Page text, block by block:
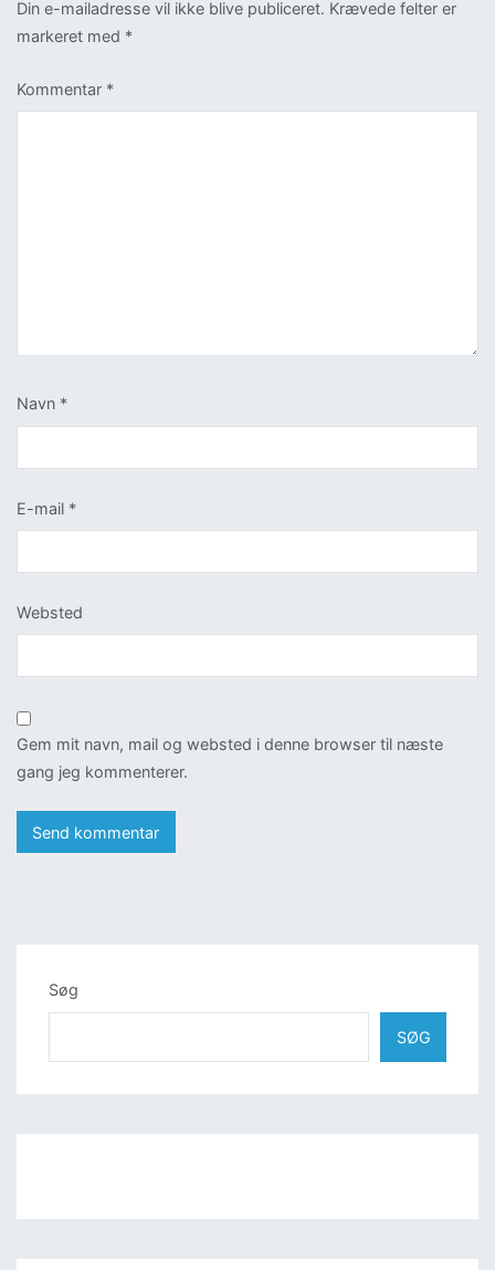
Din e-mailadresse vil ikke blive publiceret. Krævede felter er
markeret med *
Kommentar *
Navn *
E-mail *
Websted
Gem mit navn, mail og websted i denne browser til næste
gang jeg kommenterer.
Søg
SØG